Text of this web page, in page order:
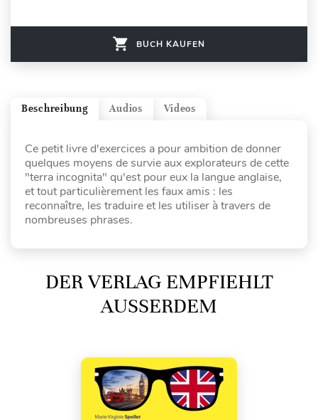
BUCH KAUFEN
Videos
Audios
Beschreibung
Ce petit livre d'exercices a pour ambition de donner
quelques moyens de survie aux explorateurs de cette
"terra incognita" qu'est pour eux la langue anglaise,
et tout particulièrement les faux amis : les
reconnaître, les traduire et les utiliser à travers de
nombreuses phrases.
DER VERLAG EMPFIEHLT
AUSSERDEM